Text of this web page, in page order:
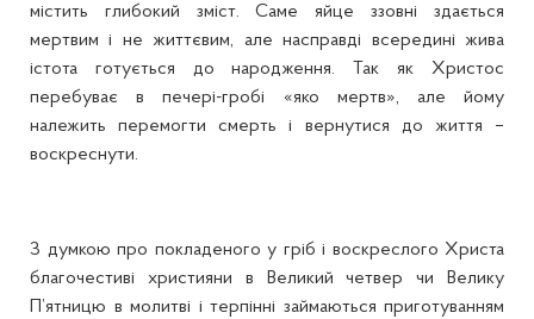
містить глибокий зміст. Саме яйце ззовні здається
мертвим і не життєвим, але насправді всередині жива
істота готується до народження. Так як Христос
перебуває в печері-гробі «яко мертв», але йому
належить перемогти смерть і вернутися до життя –
воскреснути.
З думкою про покладеного у гріб і воскреслого Христа
благочестиві християни в Великий четвер чи Велику
П’ятницю в молитві і терпінні займаються приготуванням